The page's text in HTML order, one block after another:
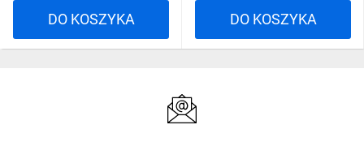
DO KOSZYKA DO KOSZYKA